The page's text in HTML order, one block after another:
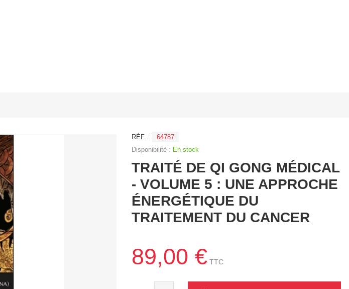
RÉF. :
64787
Disponibilité : En stock
TRAITÉ DE QI GONG MÉDICAL
- VOLUME 5 : UNE APPROCHE
ÉNERGÉTIQUE DU
TRAITEMENT DU CANCER
89,00 € TTC